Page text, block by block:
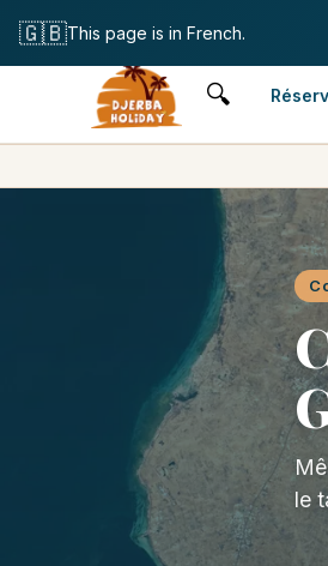
🔍
le
🇬🇧This page is in French.